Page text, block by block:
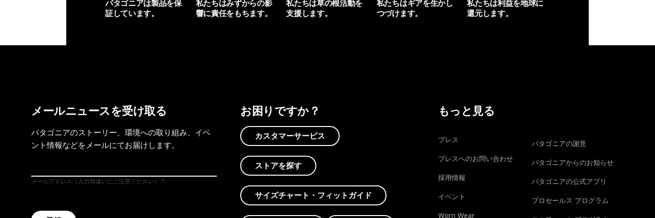
パタゴニアは製品を保
証しています。
私たちはみずからの影
響に責任をもちます。
私たちは草の根活動を
支援します。
私たちはギアを生かし
つづけます。
私たちは利益を地球に
還元します。
メールニュースを受け取る
パタゴニアのストーリー、環境への取り組み、イベ
ント情報などをメールにてお届けします。
メールアドレス（入力間違いにご注意ください）
お困りですか？
カスタマーサービス
ストアを探す
サイズチャート・フィットガイド
もっと見る
プレス
プレスへのお問い合わせ
採用情報
イベント
Worn Wear
パタゴニアの謝意
パタゴニアからのお知らせ
パタゴニアの公式アプリ
プロセールス プログラム